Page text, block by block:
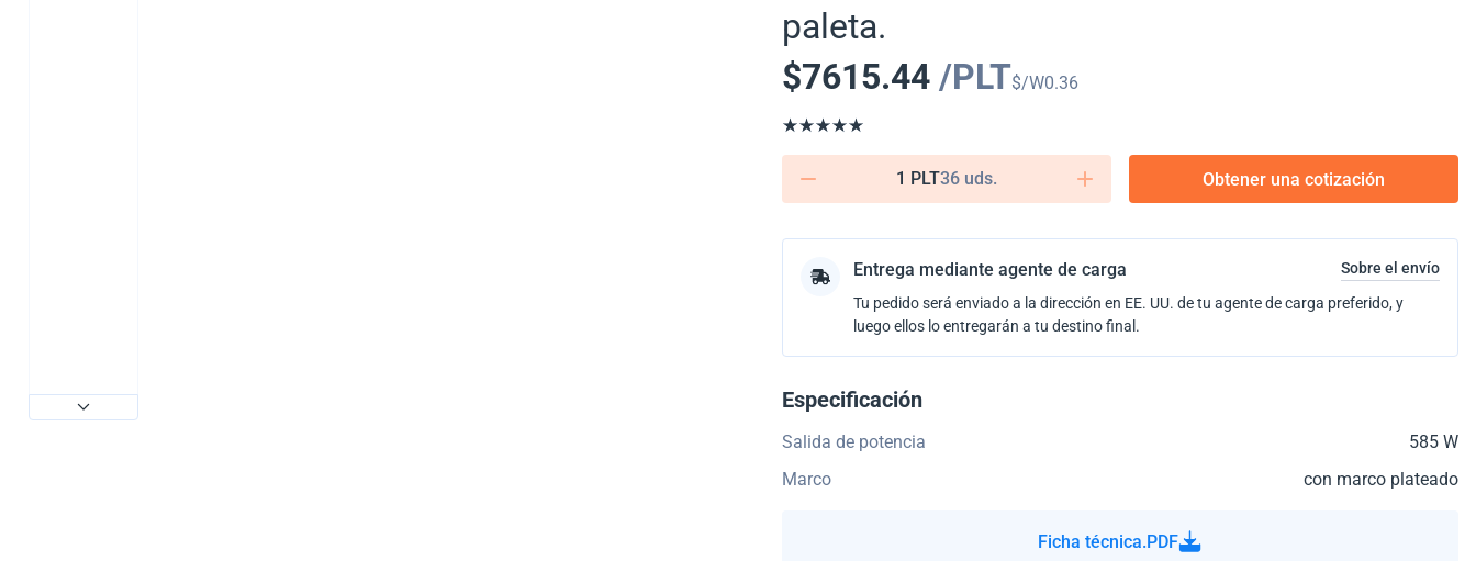
paleta.
$7615.44 /PLT$/W0.36
1 PLT36 uds. Obtener una cotización
Entrega mediante agente de carga
Sobre el envío
Tu pedido será enviado a la dirección en EE. UU. de tu agente de carga preferido, y
luego ellos lo entregarán a tu destino final.
Especificación
Salida de potencia
585 W
Marco
con marco plateado
Ficha técnica.PDF